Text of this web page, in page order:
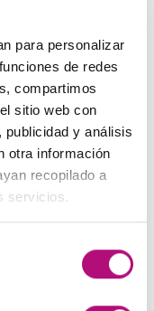
para personalizar
de redes
compartimos
sitio web con
y análisis
otra información
recopilado a
servicios.